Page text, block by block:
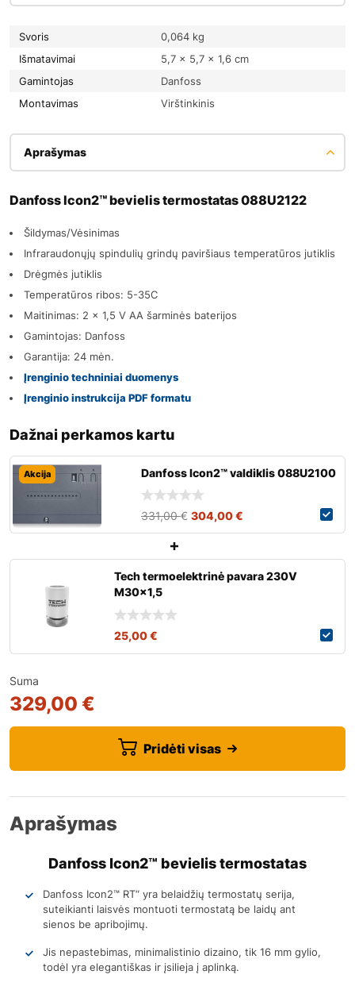
Svoris
0,064 kg
Išmatavimai
5,7 × 5,7 × 1,6 cm
Gamintojas
Danfoss
Montavimas
Virštinkinis
Aprašymas
Danfoss Icon2™ bevielis termostatas 088U2122
Šildymas/Vėsinimas
Infraraudonųjų spindulių grindų paviršiaus temperatūros jutiklis
Drėgmės jutiklis
Temperatūros ribos: 5-35C
Maitinimas: 2 x 1,5 V AA šarminės baterijos
Gamintojas: Danfoss
Garantija: 24 mėn.
Įrenginio techniniai duomenys
Įrenginio instrukcija PDF formatu
Dažnai perkamos kartu
Akcija Danfoss Icon2™ valdiklis 088U2100
331,00€ 304,00€
Tech termoelektrinė pavara 230V
M30x1,5
25,00€
Suma
329,00 €
Pridėti visas
Aprašymas
Danfoss Icon2™ bevielis termostatas
Danfoss Icon2™ RT“ yra belaidžių termostatų serija,
suteikianti laisvės montuoti termostatą be laidų ant
sienos be apribojimų.
Jis nepastebimas, minimalistinio dizaino, tik 16 mm gylio,
todėl yra elegantiškas ir įsilieja į aplinką.